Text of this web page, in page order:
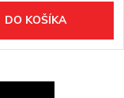
DO KOŠÍKA